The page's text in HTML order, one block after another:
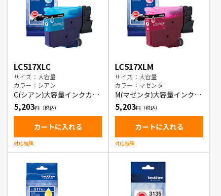
LC517XLC
サイズ：大容量
カラー：シアン
C(シアン)大容量インクカー
トリッジ
5,203
カートに入れる
対応機種
LC517XLM
サイズ：大容量
カラー：マゼンタ
M(マゼンタ)大容量インクカ
ートリッジ
5,203
カートに入れる
対応機種